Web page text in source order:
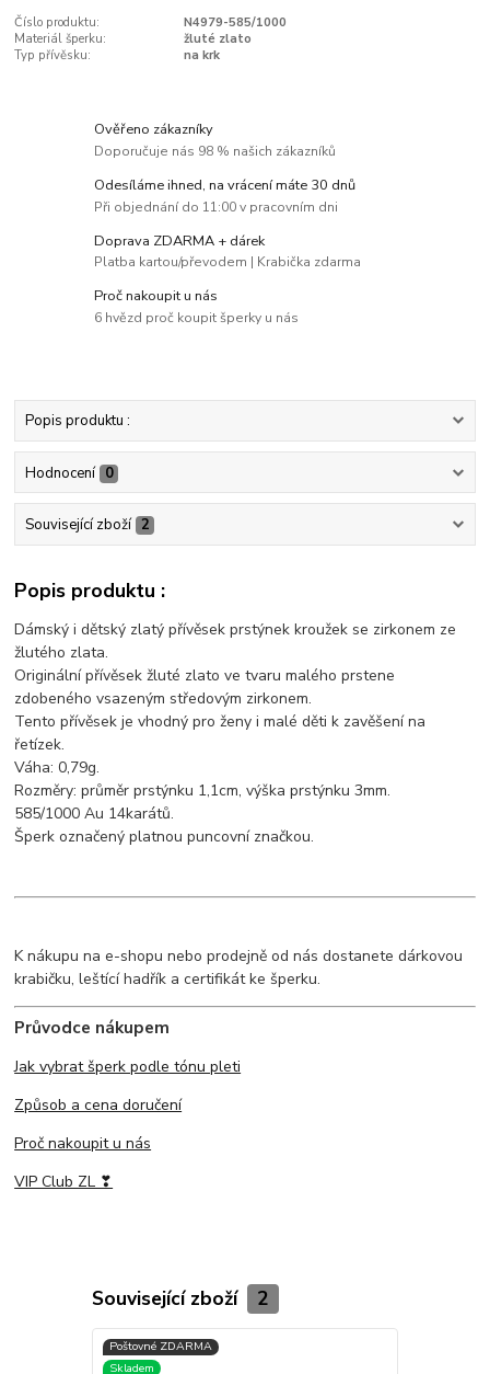
Číslo produktu:
N4979-585/1000
Materiál šperku:
žluté zlato
Typ přívěsku:
na krk
Ověřeno zákazníky
Doporučuje nás 98 % našich zákazníků
Odesíláme ihned, na vrácení máte 30 dnů
Při objednání do 11:00 v pracovním dni
Doprava ZDARMA + dárek
Platba kartou/převodem | Krabička zdarma
Proč nakoupit u nás
6 hvězd proč koupit šperky u nás
Popis produktu :
Hodnocení 0
Související zboží 2
Popis produktu :
Dámský i dětský zlatý přívěsek prstýnek kroužek se zirkonem ze
žlutého zlata.
Originální přívěsek žluté zlato ve tvaru malého prstene
zdobeného vsazeným středovým zirkonem.
Tento přívěsek je vhodný pro ženy i malé děti k zavěšení na
řetízek.
Váha: 0,79g.
Rozměry: průměr prstýnku 1,1cm, výška prstýnku 3mm.
585/1000 Au 14karátů.
Šperk označený platnou puncovní značkou.
K nákupu na e-shopu nebo prodejně od nás dostanete dárkovou
krabičku, leštící hadřík a certifikát ke šperku.
Průvodce nákupem
Jak vybrat šperk podle tónu pleti
Způsob a cena doručení
Proč nakoupit u nás
VIP Club ZL ❣
Související zboží 2